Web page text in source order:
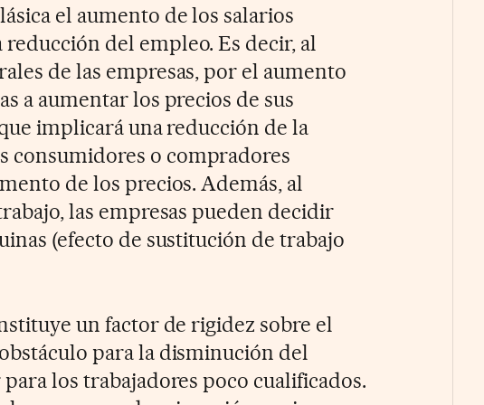
el aumento de los salarios
del empleo. Es decir, al
de las empresas, por el aumento
a aumentar los precios de sus
implicará una reducción de la
consumidores o compradores
de los precios. Además, al
las empresas pueden decidir
(efecto de sustitución de trabajo
un factor de rigidez sobre el
para la disminución del
los trabajadores poco cualificados.